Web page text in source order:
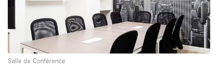
Salle de Conférence